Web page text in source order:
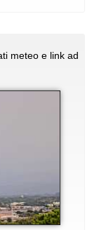
meteo e link ad